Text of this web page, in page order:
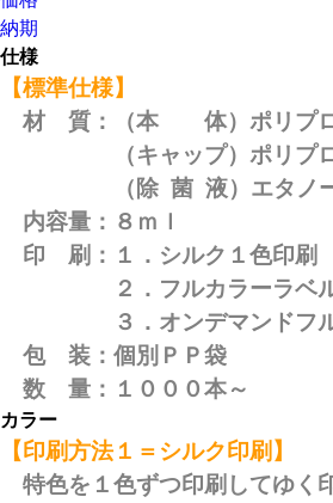
納期
仕様
【標準仕様】
材 質：（本 体）ポリプロ
（キャップ）ポリプロ
（除 菌 液）エタノール
内容量：８ｍｌ
印 刷：１．シルク１色印刷
２．フルカラーラベル
３．オンデマンドフル
包 装：個別ＰＰ袋
数 量：１０００本～
カラー
【印刷方法１＝シルク印刷】
特色を１色ずつ印刷してゆく